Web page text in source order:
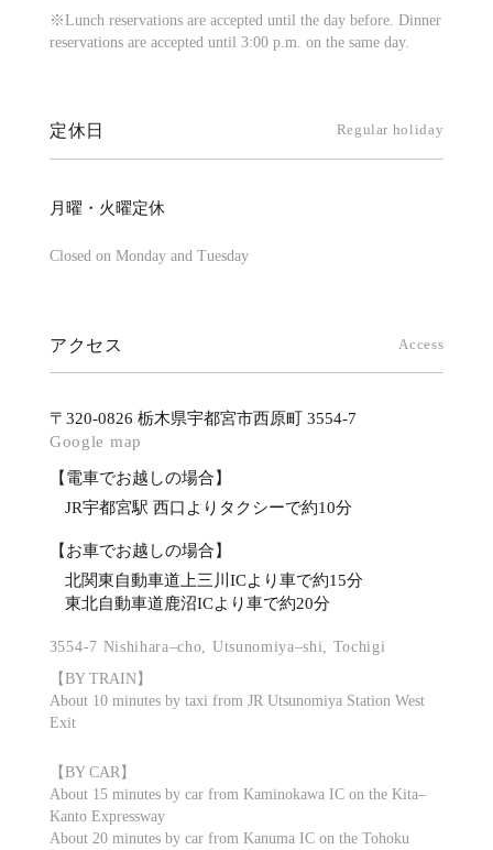
※Lunch reservations are accepted until the day before. Dinner
reservations are accepted until 3:00 p.m. on the same day.
定休日 Regular holiday
月曜・火曜定休
Closed on Monday and Tuesday
アクセス Access
〒320-0826 栃木県宇都宮市西原町 3554-7
Google map
【電車でお越しの場合】
JR宇都宮駅 西口よりタクシーで約10分
【お車でお越しの場合】
北関東自動車道上三川ICより車で約15分
東北自動車道鹿沼ICより車で約20分
3554-7 Nishihara–cho, Utsunomiya–shi, Tochigi
【BY TRAIN】
About 10 minutes by taxi from JR Utsunomiya Station West
Exit
【BY CAR】
About 15 minutes by car from Kaminokawa IC on the Kita–
Kanto Expressway
About 20 minutes by car from Kanuma IC on the Tohoku